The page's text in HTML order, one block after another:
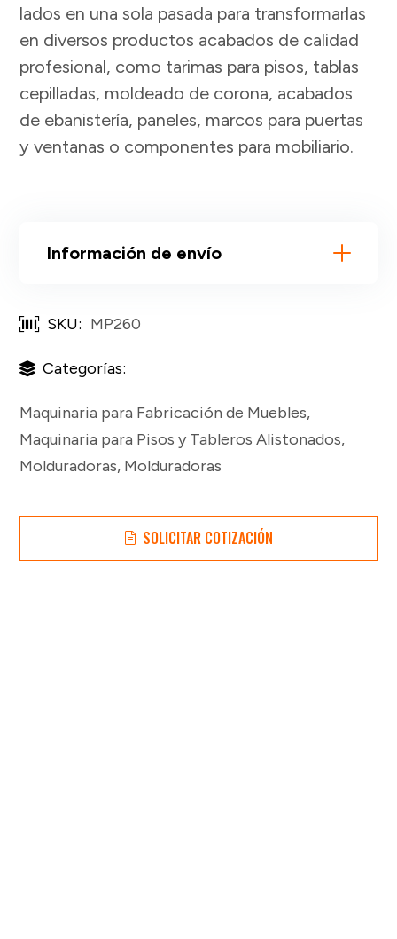
lados en una sola pasada para transformarlas
en diversos productos acabados de calidad
profesional, como tarimas para pisos, tablas
cepilladas, moldeado de corona, acabados
de ebanistería, paneles, marcos para puertas
y ventanas o componentes para mobiliario.
Información de envío
SKU: MP260
Categorías:
Maquinaria para Fabricación de Muebles,
Maquinaria para Pisos y Tableros Alistonados,
Molduradoras, Molduradoras
SOLICITAR COTIZACIÓN